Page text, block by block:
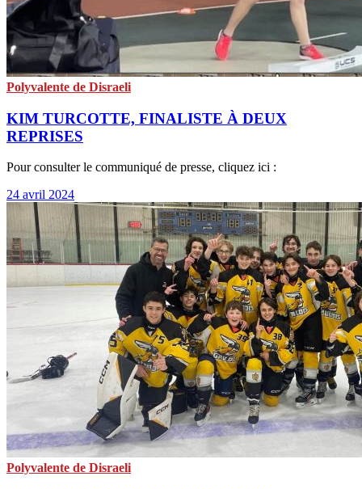
Polyvalente de Disraeli
KIM TURCOTTE, FINALISTE À DEUX
REPRISES
Pour consulter le communiqué de presse, cliquez ici :
24 avril 2024
Polyvalente de Disraeli